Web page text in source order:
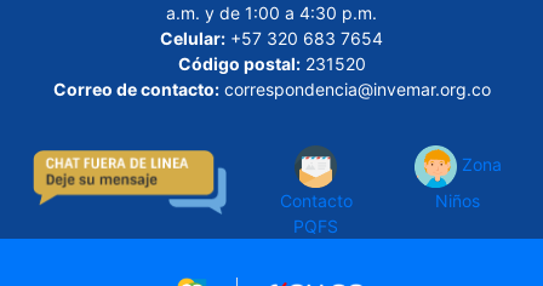
a.m. y de 1:00 a 4:30 p.m.
Celular: +57 320 683 7654
Código postal:231520
Correo de contacto:correspondencia@invemar.org.co
Contacto
PQFS
Zona
Niños